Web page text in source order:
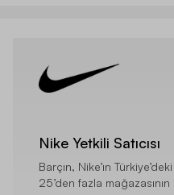
Nike Yetkili Satıcısı
Barçın, Nike’ın
25’den fazla